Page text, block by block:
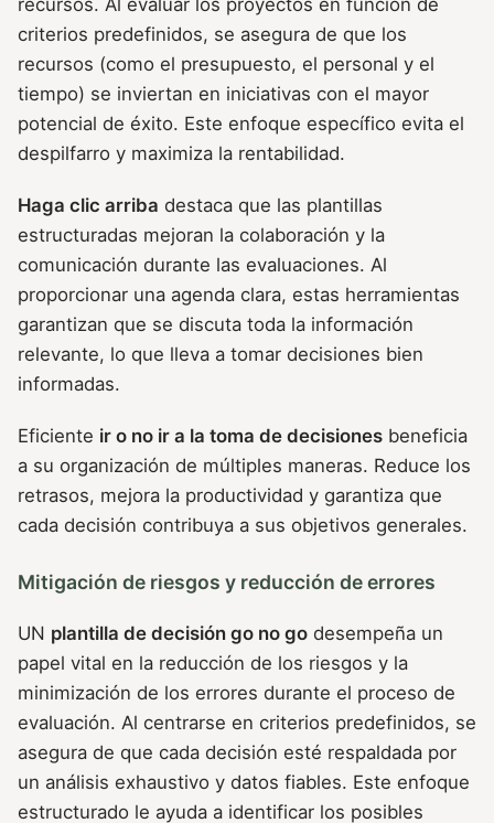
criterios predefinidos, se asegura de que los
recursos (como el presupuesto, el personal y el
tiempo) se inviertan en iniciativas con el mayor
potencial de éxito. Este enfoque específico evita el
despilfarro y maximiza la rentabilidad.
Haga clic arriba destaca que las plantillas
estructuradas mejoran la colaboración y la
comunicación durante las evaluaciones. Al
proporcionar una agenda clara, estas herramientas
garantizan que se discuta toda la información
relevante, lo que lleva a tomar decisiones bien
informadas.
Eficiente ir o no ir a la toma de decisiones beneficia
a su organización de múltiples maneras. Reduce los
retrasos, mejora la productividad y garantiza que
cada decisión contribuya a sus objetivos generales.
Mitigación de riesgos y reducción de errores
UN plantilla de decisión go no go desempeña un
papel vital en la reducción de los riesgos y la
minimización de los errores durante el proceso de
evaluación. Al centrarse en criterios predefinidos, se
asegura de que cada decisión esté respaldada por
un análisis exhaustivo y datos fiables. Este enfoque
estructurado le ayuda a identificar los posibles